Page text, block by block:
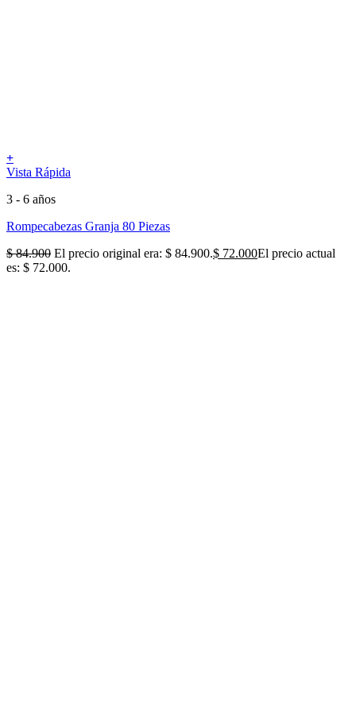
+
Vista Rápida
3 - 6 años
Rompecabezas Granja 80 Piezas
$84.900 El precio original era: $ 84.900.$ 72.000El precio actual
es: $ 72.000.